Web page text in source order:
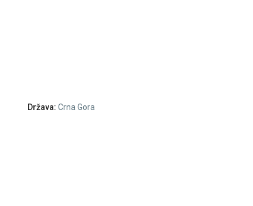
Država: Crna Gora